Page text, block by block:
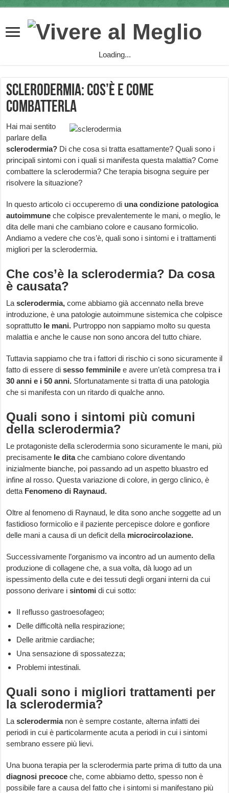
Loading...
Sclerodermia: cos’è e come
combatterla
Hai mai sentito
parlare della
sclerodermia? Di che cosa si tratta esattamente? Quali sono i
principali sintomi con i quali si manifesta questa malattia? Come
combattere la sclerodermia? Che terapia bisogna seguire per
risolvere la situazione?
In questo articolo ci occuperemo di una condizione patologica
autoimmune che colpisce prevalentemente le mani, o meglio, le
dita delle mani che cambiano colore e causano formicolio.
Andiamo a vedere che cos’è, quali sono i sintomi e i trattamenti
migliori per la sclerodermia.
Che cos’è la sclerodermia? Da cosa
è causata?
Lasclerodermia, come abbiamo già accennato nella breve
introduzione, è una patologie autoimmune sistemica che colpisce
soprattutto le mani. Purtroppo non sappiamo molto su questa
malattia e anche le cause non sono ancora del tutto chiare.
Tuttavia sappiamo che tra i fattori di rischio ci sono sicuramente il
fatto di essere disesso femminile e avere un’età compresa tra i
30 anni e i 50 anni. Sfortunatamente si tratta di una patologia
che si manifesta con un ritardo di qualche anno.
Quali sono i sintomi più comuni
della sclerodermia?
Le protagoniste della sclerodermia sono sicuramente le mani, più
precisamente le ditache cambiano colore diventando
inizialmente bianche, poi passando ad un aspetto bluastro ed
infine al rosso. Questa variazione di colore, in gergo clinico, è
detta Fenomeno di Raynaud.
Oltre al fenomeno di Raynaud, le dita sono anche soggette ad un
fastidioso formicolio e il paziente percepisce dolore e gonfiore
delle mani a causa di un deficit della microcircolazione.
Successivamente l’organismo va incontro ad un aumento della
produzione di collagene che, a sua volta, dà luogo ad un
ispessimento della cute e dei tessuti degli organi interni da cui
possono derivare isintomi di cui sotto:
Il reflusso gastroesofageo;
Delle difficoltà nella respirazione;
Delle aritmie cardiache;
Una sensazione di spossatezza;
Problemi intestinali.
Quali sono i migliori trattamenti per
la sclerodermia?
Lasclerodermia non è sempre costante, alterna infatti dei
periodi in cui è particolarmente acuta a periodi in cui i sintomi
sembrano essere più lievi.
Una buona terapia per la sclerodermia parte prima di tutto da una
diagnosi precoce che, come abbiamo detto, spesso non è
possibile fare a causa del fatto che i sintomi si manifestano più